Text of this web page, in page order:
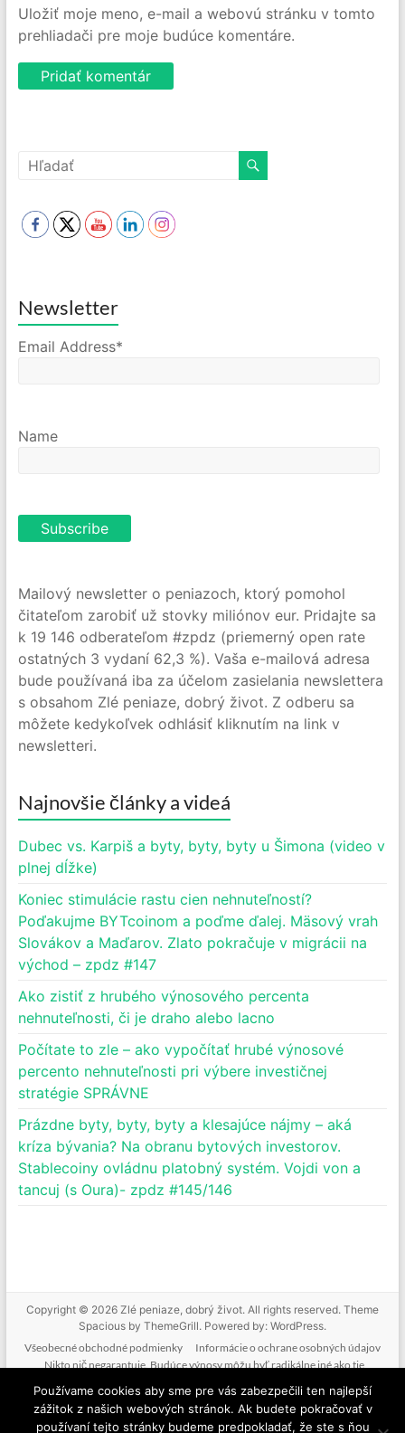
Uložiť moje meno, e-mail a webovú stránku v tomto
prehliadači pre moje budúce komentáre.
Newsletter
Email Address*
Name
Mailový newsletter o peniazoch, ktorý pomohol
čitateľom zarobiť už stovky miliónov eur. Pridajte sa
k 19 146 odberateľom #zpdz (priemerný open rate
ostatných 3 vydaní 62,3 %). Vaša e-mailová adresa
bude používaná iba za účelom zasielania newslettera
s obsahom Zlé peniaze, dobrý život. Z odberu sa
môžete kedykoľvek odhlásiť kliknutím na link v
newsletteri.
Najnovšie články a videá
Dubec vs. Karpiš a byty, byty, byty u Šimona (video v
plnej dĺžke)
Koniec stimulácie rastu cien nehnuteľností?
Poďakujme BYTcoinom a poďme ďalej. Mäsový vrah
Slovákov a Maďarov. Zlato pokračuje v migrácii na
východ – zpdz #147
Ako zistiť z hrubého výnosového percenta
nehnuteľnosti, či je draho alebo lacno
Počítate to zle – ako vypočítať hrubé výnosové
percento nehnuteľnosti pri výbere investičnej
stratégie SPRÁVNE
Prázdne byty, byty, byty a klesajúce nájmy – aká
kríza bývania? Na obranu bytových investorov.
Stablecoiny ovládnu platobný systém. Vojdi von a
tancuj (s Oura)- zpdz #145/146
Copyright © 2026 Zlé peniaze, dobrý život. All rights reserved. Theme
Spaciousby ThemeGrill. Powered by: WordPress.
Všeobecné obchodné podmienky
Informácie o ochrane osobných údajov
Nikto nič negarantuje. Budúce výnosy môžu byť radikálne iné ako tie
doterajšie. Nikto nevie predpovedať budúcnosť. Tak ako nebudeme mať podiel
na vašich ziskoch, nenesieme zodpovednosť ani za vaše straty. Poskytované
informácie nie sú investičným odporúčaním. Nič z toho, čo je na tejto stránke, v
Používame cookies aby sme pre vás zabezpečili ten najlepší
zážitok z našich webových stránok. Ak budete pokračovať v
používaní tejto stránky budeme predpokladať, že ste s ňou